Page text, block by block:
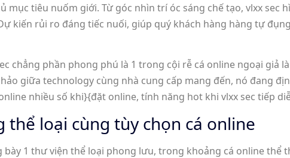
mục tiêu nuốm giới. Từ góc nhìn trí óc sáng chế tạo, vlxx
kiến rủi ro đáng tiếc nuối, giúp quý khách hàng hàng tự
chẳng phần phong phú là 1 trong cội rễ cá online ngoại giả
giữa technology cùng nhà cung cấp mang đến, nó đang
nhiều số khi}{đặt online, tính năng hot khi vlxx sec tiếp
thể loại cùng tùy chọn cá online
bày 1 thư viện thể loại phong lưu, trong khoảng cá online